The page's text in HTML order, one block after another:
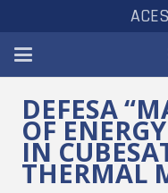
DEFESA
OF
IN
THERMAL